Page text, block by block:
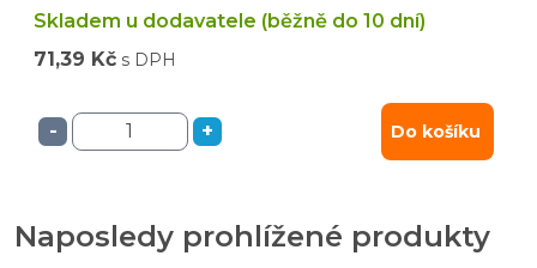
Skladem u dodavatele (běžně do 10 dní)
71,39 Kč s DPH
- + Do košíku
Naposledy prohlížené produkty